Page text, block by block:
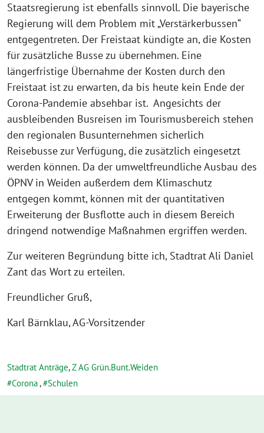
Staatsregierung ist ebenfalls sinnvoll. Die bayerische
Regierung will dem Problem mit „Verstärkerbussen“
entgegentreten. Der Freistaat kündigte an, die Kosten
für zusätzliche Busse zu übernehmen. Eine
längerfristige Übernahme der Kosten durch den
Freistaat ist zu erwarten, da bis heute kein Ende der
Corona-Pandemie absehbar ist. Angesichts der
ausbleibenden Busreisen im Tourismusbereich stehen
den regionalen Busunternehmen sicherlich
Reisebusse zur Verfügung, die zusätzlich eingesetzt
werden können. Da der umweltfreundliche Ausbau des
ÖPNV in Weiden außerdem dem Klimaschutz
entgegen kommt, können mit der quantitativen
Erweiterung der Busflotte auch in diesem Bereich
dringend notwendige Maßnahmen ergriffen werden.
Zur weiteren Begründung bitte ich, Stadtrat Ali Daniel
Zant das Wort zu erteilen.
Freundlicher Gruß,
Karl Bärnklau, AG-Vorsitzender
Stadtrat Anträge,Z AG Grün.Bunt.Weiden
Corona, Schulen